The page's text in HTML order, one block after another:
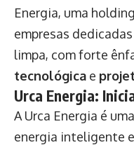
Energia, uma
empresas
limpa, com forte
tecnológica e
Urca Energia:
A Urca Energia é
energia inteligente